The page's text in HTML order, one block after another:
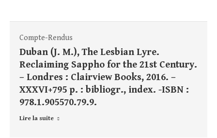
Compte-Rendus
Duban (J. M.), The Lesbian Lyre.
Reclaiming Sappho for the 21st Century.
– Londres : Clairview Books, 2016. –
XXXVI+795 p. : bibliogr., index. -ISBN :
978.1.905570.79.9.
Lire la suite